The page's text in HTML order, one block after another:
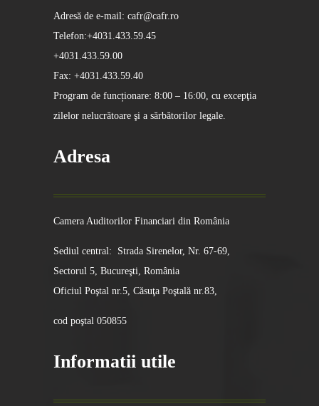
Adresă de e-mail: cafr@cafr.ro
Telefon:+4031.433.59.45
+4031.433.59.00
Fax: +4031.433.59.40
Program de funcționare: 8:00 – 16:00, cu excepţia
zilelor nelucrătoare şi a sărbătorilor legale.
Adresa
Camera Auditorilor Financiari din România
Sediul central: Strada Sirenelor, Nr. 67-69,
Sectorul 5, Bucureşti, România
Oficiul Poştal nr.5, Căsuţa Poştală nr.83,
cod poştal 050855
Informatii utile